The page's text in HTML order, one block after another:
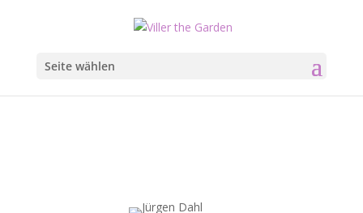
Seite wählen